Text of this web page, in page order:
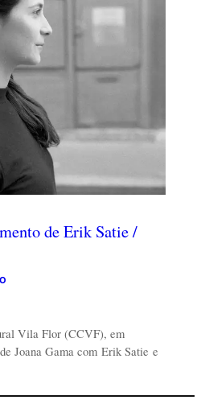
de Erik Satie /
Vila Flor (CCVF), em
Joana Gama com Erik Satie e